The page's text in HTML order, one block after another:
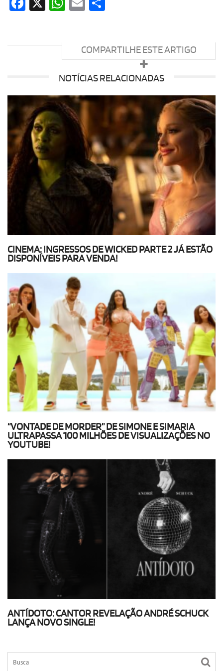
COMPARTILHE ESTE ARTIGO
NOTÍCIAS RELACIONADAS
CINEMA: INGRESSOS DE WICKED PARTE 2 JÁ ESTÃO
DISPONÍVEIS PARA VENDA!
“VONTADE DE MORDER” DE SIMONE E SIMARIA
ULTRAPASSA 100 MILHÕES DE VISUALIZAÇÕES NO
YOUTUBE!
ANTÍDOTO: CANTOR REVELAÇÃO ANDRÉ SCHUCK
LANÇA NOVO SINGLE!